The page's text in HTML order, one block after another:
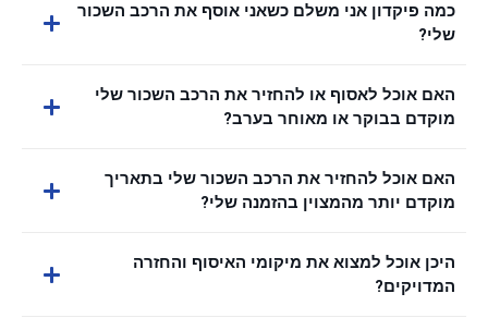
כמה פיקדון אני משלם כשאני אוסף את הרכב השכור
שלי?
האם אוכל לאסוף או להחזיר את הרכב השכור שלי
מוקדם בבוקר או מאוחר בערב?
האם אוכל להחזיר את הרכב השכור שלי בתאריך
מוקדם יותר מהמצוין בהזמנה שלי?
היכן אוכל למצוא את מיקומי האיסוף והחזרה
המדויקים?